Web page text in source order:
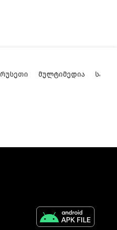
ᲠᲣᲡᲔᲗᲘ ᲛᲣᲚᲢᲘᲛᲔᲓᲘᲐ